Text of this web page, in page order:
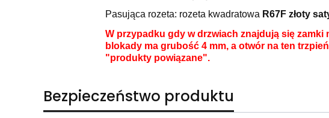
Pasująca rozeta: rozeta kwadratowa R67F złoty
W przypadku gdy w drzwiach znajdują się
blokady ma grubość 4 mm, a otwór na ten
"produkty powiązane".
Bezpieczeństwo produktu